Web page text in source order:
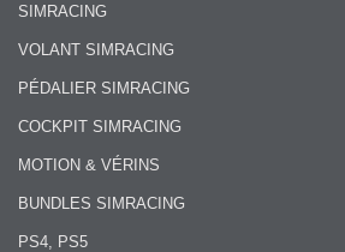
SIMRACING
VOLANT SIMRACING
PÉDALIER SIMRACING
COCKPIT SIMRACING
MOTION & VÉRINS
BUNDLES SIMRACING
PS4, PS5